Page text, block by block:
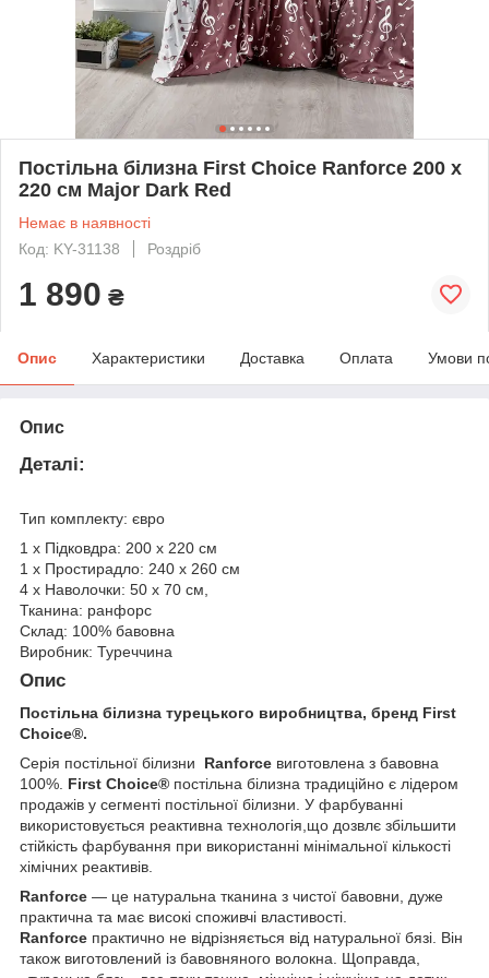
Постільна білизна First Choice Ranforce 200 х
220 см Major Dark Red
Немає в наявності
Код: KY-31138
Роздріб
1 890 ₴
Опис Характеристики Доставка Оплата Умови
Опис
Деталі:
Тип комплекту: євро
1 х Підковдра: 200 х 220 см
1 х Простирадло: 240 х 260 см
4 х Наволочки: 50 х 70 см,
Тканина: ранфорс
Склад: 100% бавовна
Виробник: Туреччина
Опис
Постільна білизна турецького виробництва, бренд First
Choice®.
Серія постільної білизни Ranforce виготовлена з бавовна
100%. First Choice® постільна білизна традиційно є лідером
продажів у сегменті постільної білизни. У фарбуванні
використовується реактивна технологія,що дозвлє збільшити
стійкість фарбування при використанні мінімальної кількості
хімічних реактивів.
Ranforce — це натуральна тканина з чистої бавовни, дуже
практична та має високі споживчі властивості.
Ranforce практично не відрізняється від натуральної бязі. Він
також виготовлений із бавовняного волокна. Щоправда,